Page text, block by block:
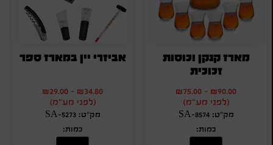
מארז קנקן וכוסות
זכוכית
₪90.00
-
₪75.00
(לפני מע"מ)
מק"ט: SA-8574
כמות:
אביזרי יין במארז ספר
₪34.80
-
₪29.00
(לפני מע"מ)
מק"ט: SA-5273
כמות: